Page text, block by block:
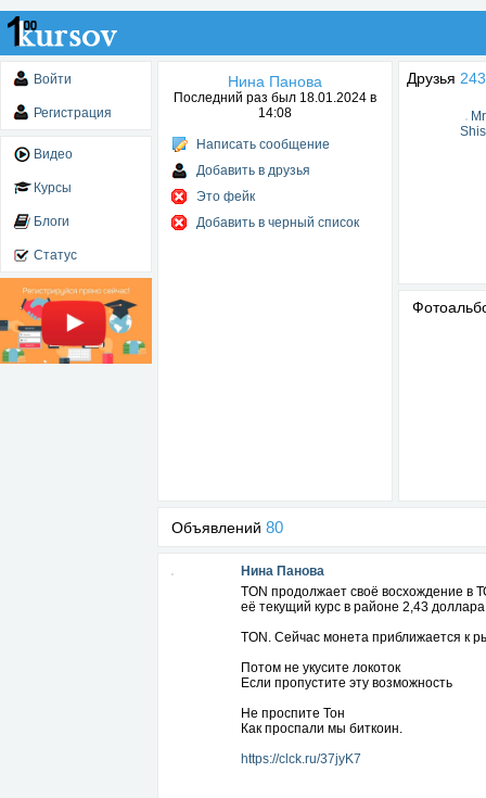
Войти
Регистрация
Видео
Курсы
Блоги
Статус
Нина Панова
Последний раз был 18.01.2024 в
14:08
Написать сообщение
Добавить в друзья
Это фейк
Добавить в черный список
Друзья
Объявлений 80
Нина Панова
TON продолжает своё восхождение в
её текущий курс в районе 2,43 доллара
TON. Сейчас монета приближается к
Потом не укусите локоток
Если пропустите эту возможность
Не проспите Тон
Как проспали мы биткоин.
https://clck.ru/37jyK7